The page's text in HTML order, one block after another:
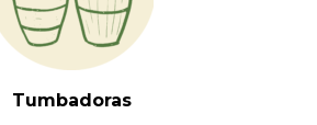
Tumbadoras